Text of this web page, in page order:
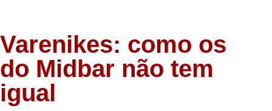
Varenikes: como os
do Midbar não tem
igual